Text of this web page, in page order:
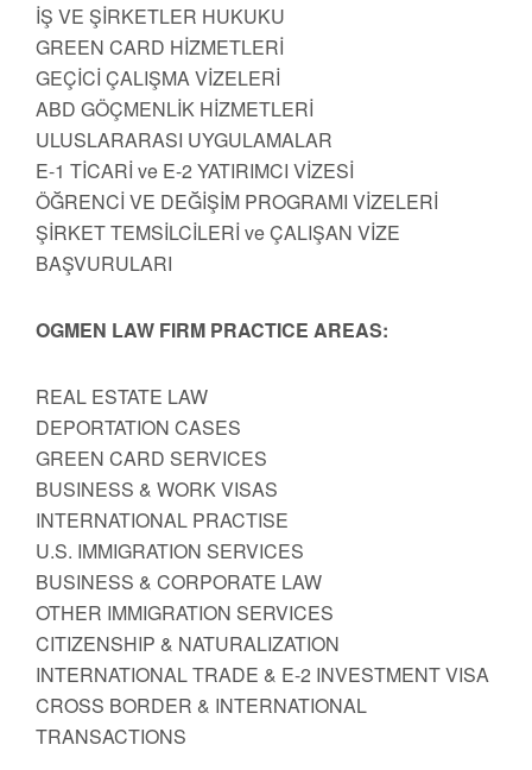
İŞ VE ŞİRKETLER HUKUKU
GREEN CARD HİZMETLERİ
GEÇİCİ ÇALIŞMA VİZELERİ
ABD GÖÇMENLİK HİZMETLERİ
ULUSLARARASI UYGULAMALAR
E-1 TİCARİ ve E-2 YATIRIMCI VİZESİ
ÖĞRENCİ VE DEĞİŞİM PROGRAMI VİZELERİ
ŞİRKET TEMSİLCİLERİ ve ÇALIŞAN VİZE
BAŞVURULARI
OGMEN LAW FIRM PRACTICE AREAS:
REAL ESTATE LAW
DEPORTATION CASES
GREEN CARD SERVICES
BUSINESS & WORK VISAS
INTERNATIONAL PRACTISE
U.S. IMMIGRATION SERVICES
BUSINESS & CORPORATE LAW
OTHER IMMIGRATION SERVICES
CITIZENSHIP & NATURALIZATION
INTERNATIONAL TRADE & E-2 INVESTMENT VISA
CROSS BORDER & INTERNATIONAL
TRANSACTIONS